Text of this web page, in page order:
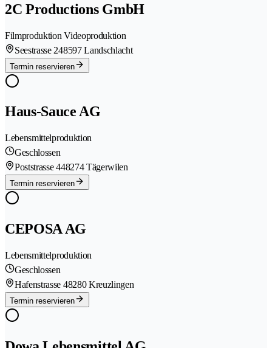
2C Productions GmbH
Filmproduktion Videoproduktion
Seestrasse 248597 Landschlacht
Termin reservieren
Haus-Sauce AG
Lebensmittelproduktion
Geschlossen
Poststrasse 448274 Tägerwilen
Termin reservieren
CEPOSA AG
Lebensmittelproduktion
Geschlossen
Hafenstrasse 48280 Kreuzlingen
Termin reservieren